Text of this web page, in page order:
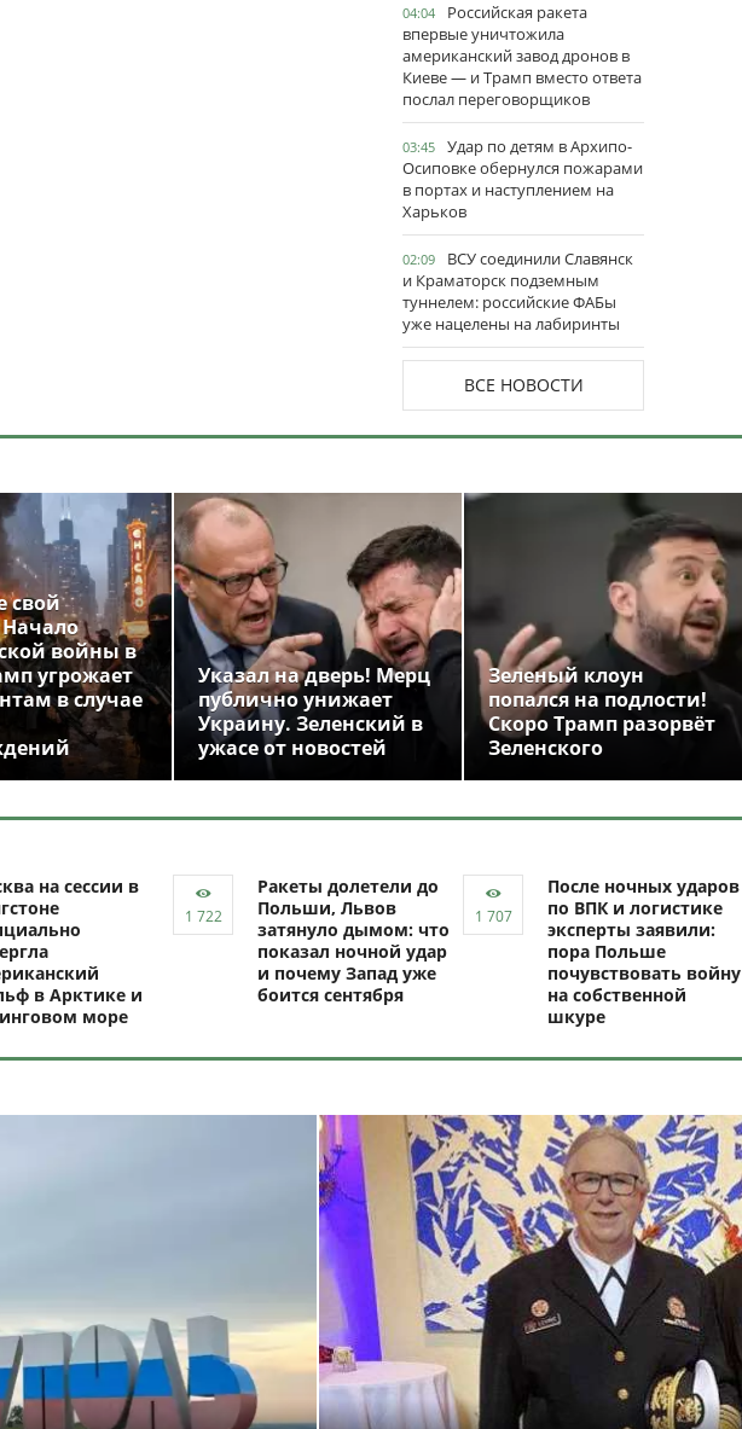
04:04
Российская ракета
впервые уничтожила
американский завод дронов в
Киеве — и Трамп вместо ответа
послал переговорщиков
03:45
Удар по детям в Архипо-
Осиповке обернулся пожарами
в портах и наступлением на
Харьков
02:09
ВСУ соединили Славянск
и Краматорск подземным
туннелем: российские ФАБы
уже нацелены на лабиринты
ВСЕ НОВОСТИ
свой
войны в
угрожает
в случае
Указал на дверь! Мерц
публично унижает
Украину. Зеленский в
ужасе от новостей
Зеленый клоун
попался на подлости!
Скоро Трамп разорвёт
Зеленского
на сессии в
в Арктике и
море
Ракеты долетели до
Польши, Львов
затянуло дымом: что
показал ночной удар
и почему Запад уже
боится сентября
После ночных ударов
по ВПК и логистике
эксперты заявили:
пора Польше
почувствовать войну
на собственной
шкуре